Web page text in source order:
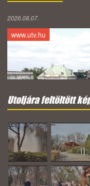
2026.08.07.
www.utv.hu
Utoljára feltöltött